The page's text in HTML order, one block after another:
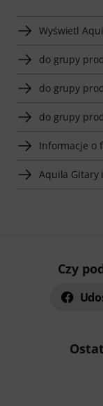
Wyświetl
do grupy
do grupy
do grupy
Informacje o
Aquila Gitary
Czy